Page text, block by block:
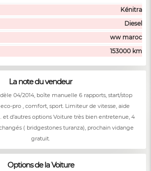
Kénitra
Diesel
ww maroc
153000 km
La note du vendeur
04/2014, boîte manuelle 6 rapports, start/stop
pro , comfort, sport. Limiteur de vitesse, aide
d’autres options Voiture très bien entretenue, 4
( bridgestones turanza), prochain vidange
gratuit.
Options de la Voiture